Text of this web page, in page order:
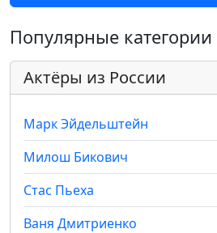
Популярные категории
Актёры из России
Марк Эйдельштейн
Милош Бикович
Стас Пьеха
Ваня Дмитриенко